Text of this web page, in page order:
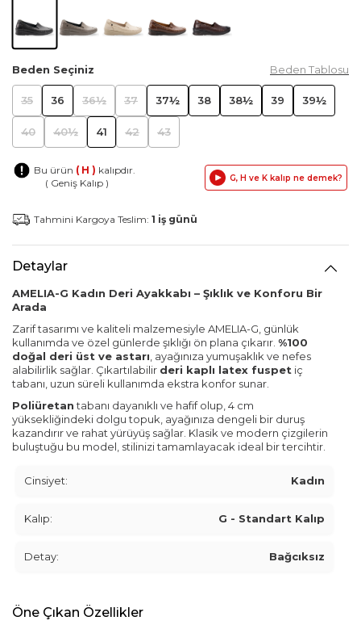
Beden Seçiniz Beden Tablosu
35 36 36½ 37 37½ 38 38½ 39 39½
40 40½ 41 42 43
Bu ürün ( H ) kalıpdır.
( Geniş Kalıp )
G, H ve K kalıp ne demek?
Tahmini Kargoya Teslim: 1 iş günü
Detaylar
AMELIA-G Kadın Deri Ayakkabı – Şıklık ve Konforu Bir
Arada
Zarif tasarımı ve kaliteli malzemesiyle AMELIA-G, günlük
kullanımda ve özel günlerde şıklığı ön plana çıkarır. %100
doğal deri üst ve astarı, ayağınıza yumuşaklık ve nefes
alabilirlik sağlar. Çıkartılabilir deri kaplı latex fuspet iç
tabanı, uzun süreli kullanımda ekstra konfor sunar.
Poliüretantabanı dayanıklı ve hafif olup, 4 cm
yüksekliğindeki dolgu topuk, ayağınıza dengeli bir duruş
kazandırır ve rahat yürüyüş sağlar. Klasik ve modern çizgilerin
buluştuğu bu model, stilinizi tamamlayacak ideal bir tercihtir.
Cinsiyet: Kadın
Kalıp: G - Standart Kalıp
Detay: Bağcıksız
Öne Çıkan Özellikler